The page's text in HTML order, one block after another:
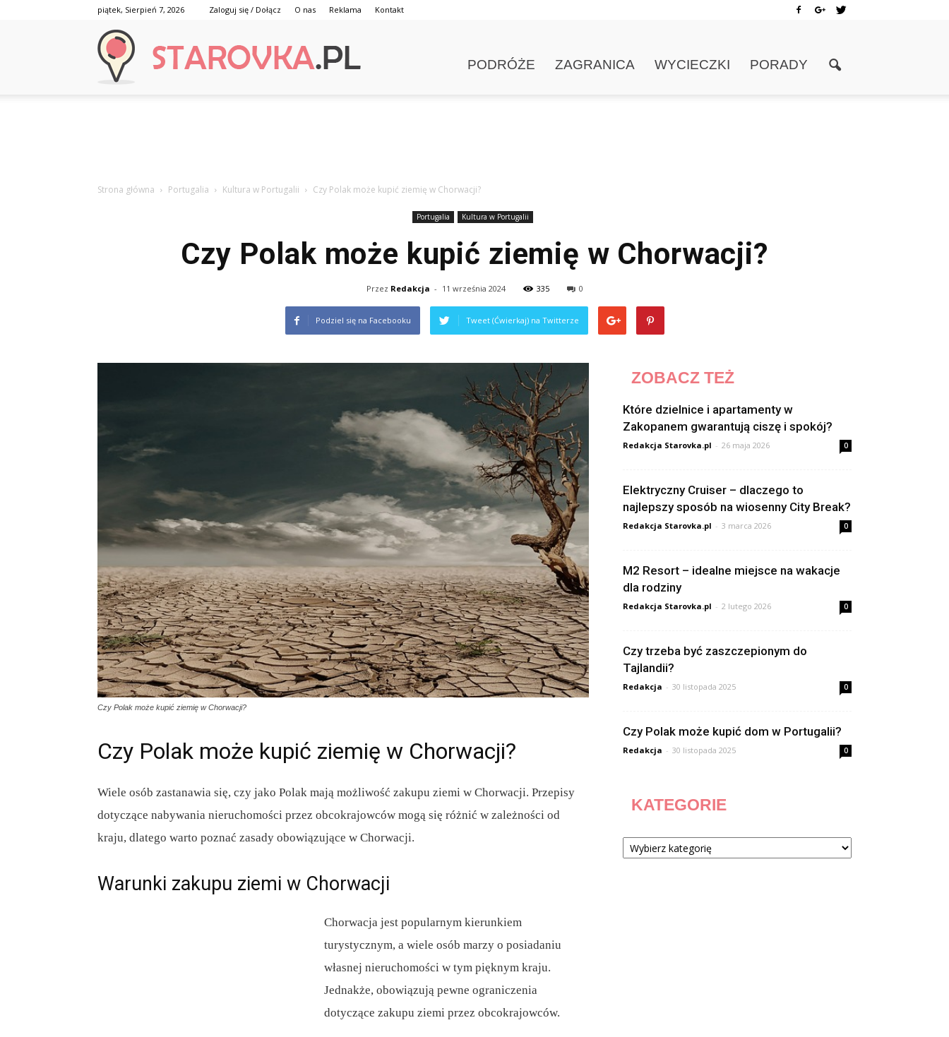
piątek, Sierpień 7, 2026 Zaloguj się / Dołącz O nas Reklama Kontakt
PODRÓŻE ZAGRANICA WYCIECZKI PORADY
Strona główna Portugalia Kultura w Portugalii Czy Polak może kupić ziemię w Chorwacji?
Portugalia Kultura w Portugalii
Czy Polak może kupić ziemię w Chorwacji?
Przez Redakcja - 11 września 2024 335 0
Podziel się na Facebooku Tweet (Ćwierkaj) na Twitterze
Czy Polak może kupić ziemię w Chorwacji?
Czy Polak może kupić ziemię w Chorwacji?
Wiele osób zastanawia się, czy jako Polak mają możliwość zakupu ziemi w Chorwacji. Przepisy
dotyczące nabywania nieruchomości przez obcokrajowców mogą się różnić w zależności od
kraju, dlatego warto poznać zasady obowiązujące w Chorwacji.
Warunki zakupu ziemi w Chorwacji
Chorwacja jest popularnym kierunkiem
turystycznym, a wiele osób marzy o posiadaniu
własnej nieruchomości w tym pięknym kraju.
Jednakże, obowiązują pewne ograniczenia
dotyczące zakupu ziemi przez obcokrajowców.
ZOBACZ TEŻ
Które dzielnice i apartamenty w
Zakopanem gwarantują ciszę i spokój?
Redakcja Starovka.pl - 26 maja 2026 0
Elektryczny Cruiser – dlaczego to
najlepszy sposób na wiosenny City Break?
Redakcja Starovka.pl - 3 marca 2026 0
M2 Resort – idealne miejsce na wakacje
dla rodziny
Redakcja Starovka.pl - 2 lutego 2026 0
Czy trzeba być zaszczepionym do
Tajlandii?
Redakcja - 30 listopada 2025 0
Czy Polak może kupić dom w Portugalii?
Redakcja - 30 listopada 2025 0
KATEGORIE
Kategorie